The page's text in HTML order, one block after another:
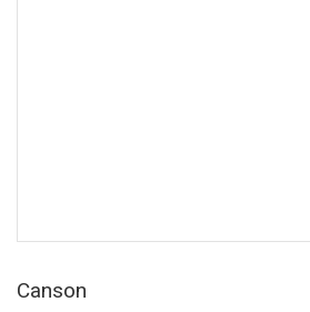
Canson